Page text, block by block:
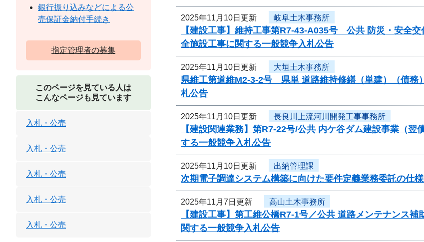
2025年11月10日更新 岐阜土木事務所
【建設工事】維持工事第R7-43-A035号 公共 防災・安
全施設工事に関する一般競争入札公告
2025年11月10日更新 大垣土木事務所
県維工第道維M2-3-2号 県単 道路維持修繕（単建）（債務
札公告
2025年11月10日更新 長良川上流河川開発工事事務所
【建設関連業務】第R7-22号/公共 内ケ谷ダム建設事業（
する一般競争入札公告
2025年11月10日更新 出納管理課
次期電子調達システム構築に向けた要件定義業務委託の仕
2025年11月7日更新 高山土木事務所
【建設工事】第工維公橋R7-1号／公共 道路メンテナンス
関する一般競争入札公告
銀行振り込みなどによる公
売保証金納付手続き
指定管理者の募集
このページを見ている人は
こんなページも見ています
入札・公売
入札・公売
入札・公売
入札・公売
入札・公売